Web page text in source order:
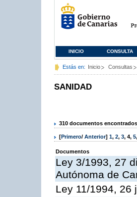
INICIO CONSULTA
Estás en: Inicio Consultas
SANIDAD
310 documentos
[Primero/ Anterior] 1, 2, 3, 4, 5,
Documentos
Ley 3/1993, 27
Autónoma de
Ley 11/1994, 26